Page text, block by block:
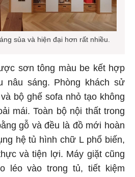
sủa và hiện đại hơn rất nhiều.
sơn tông màu be kết hợp
nâu sáng. Phòng khách sử
bộ ghế sofa nhỏ tạo không
mái. Toàn bộ nội thất trong
gỗ và đều là đồ mới hoàn
hệ tủ hình chữ L phổ biến,
và tiện lợi. Máy giặt cũng
léo vào trong tủ, tiết kiệm